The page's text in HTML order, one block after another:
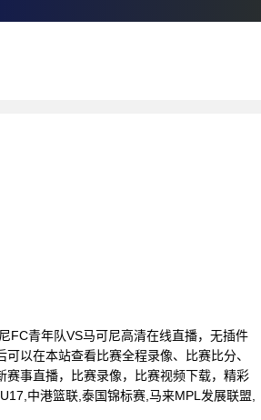
FC青年队VS马可尼高清在线直播，无插件
以在本站查看比赛全程录像、比赛比分、
事直播，比赛录像，比赛视频下载，精彩
中港篮联,泰国锦标赛,马来MPL发展联盟,